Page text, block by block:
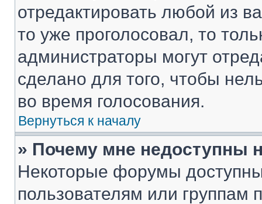
отредактировать любой из
то уже проголосовал, то
администраторы могут
сделано для того, чтобы
во время голосования.
Вернуться к началу
» Почему мне недоступны
Некоторые форумы
пользователям или группам